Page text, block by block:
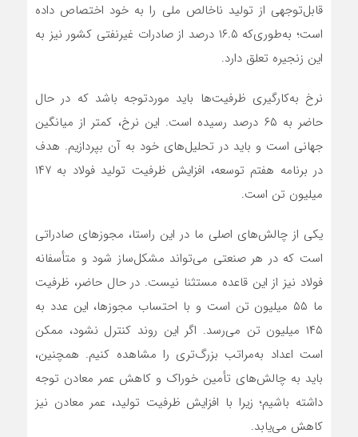
قابل‌توجهی از تولید ناخالص ملی را به خود اختصاص داده
است؛ به‌طوری‌که ۱۶.۵ درصد از صادرات غیرنفتی کشور نیز به
این زنجیره تعلق دارد.
نرخ به‌کارگیری ظرفیت‌ها باید موردتوجه باشد که در حال
حاضر به ۶۵ درصد رسیده است. این نرخ، کمتر از میانگین
جهانی است و باید در تحلیل‌های خود به آن بپردازیم. هدف
در برنامه هفتم توسعه، افزایش ظرفیت تولید فولاد به ۱۴۷
میلیون تن است.
یکی از چالش‌های اصلی ما در این راستا، مجوزهای صادراتی
است که در هر صنعتی می‌تواند مشکل‌ساز شود و متأسفانه
فولاد نیز از این قاعده مستثنا نیست. در حال حاضر، ظرفیت
ما ۵۵ میلیون تن است و با احتساب مجوزها، این عدد به
۱۴۵ میلیون تن می‌رسد. اگر این روند کنترل نشود، ممکن
است اعداد به‌مراتب بزرگ‌تری را مشاهده کنیم. همچنین،
باید به چالش‌های تأمین خوراک و کاهش عمر معادن توجه
داشته باشیم؛ زیرا با افزایش ظرفیت تولید، عمر معادن نیز
کاهش می‌یابد.